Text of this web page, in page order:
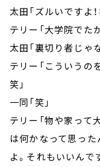
太田「ズルいですよ
テリー「大学院でた
太田「裏切り者じゃ
テリー「こういうの
笑」
一同「笑」
テリー「物や家って
は何かなって思っ
よ。それもいいんで